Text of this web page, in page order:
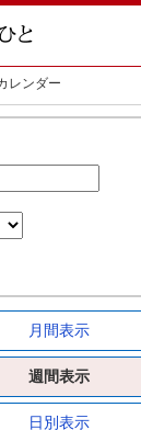
レンダー
月間表示
週間表示
日別表示